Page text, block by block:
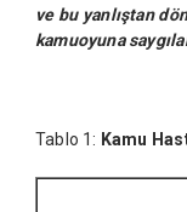
ve bu yanlıştan
kamuoyuna
Tablo 1: Kamu